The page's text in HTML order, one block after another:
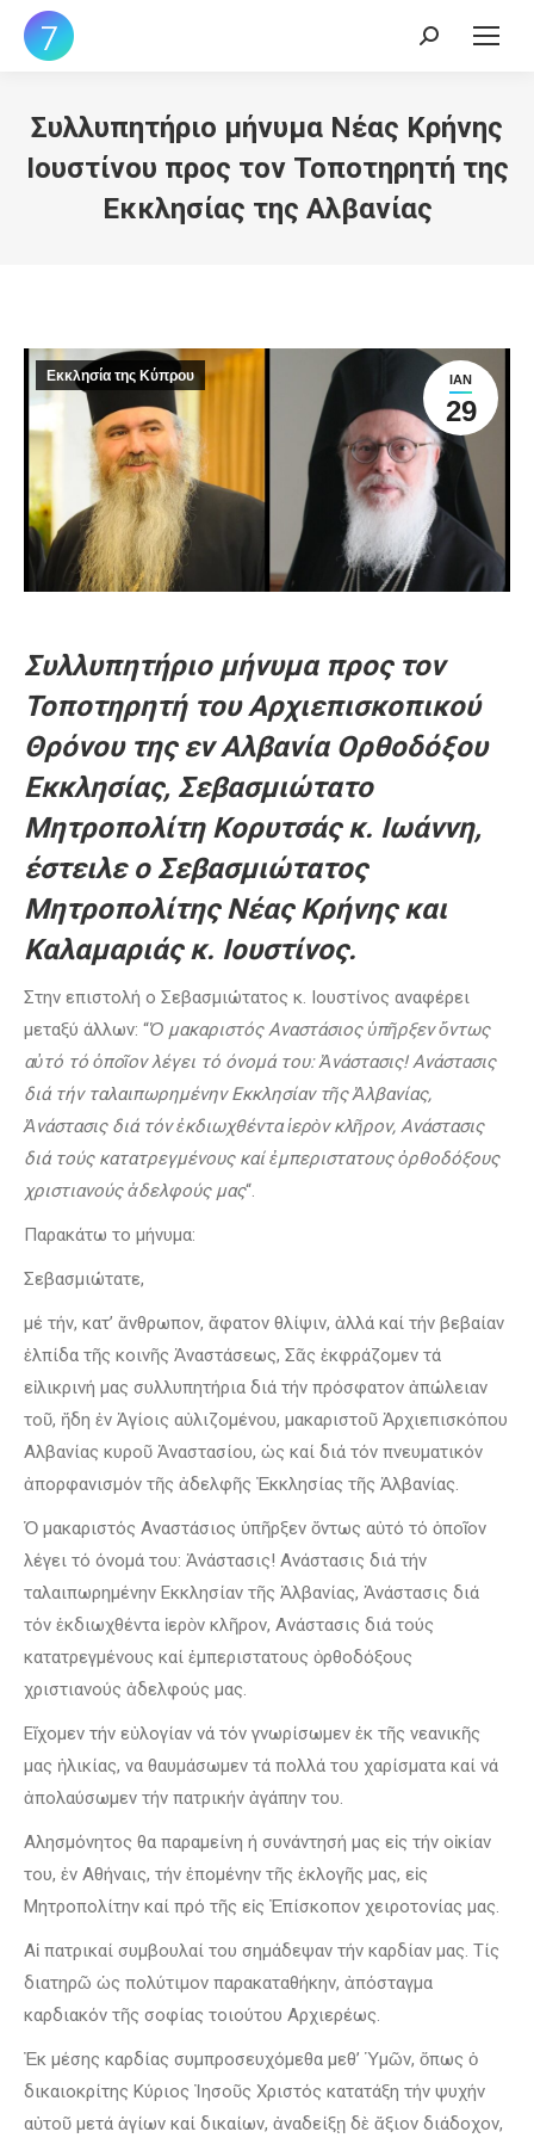
Search:
Συλλυπητήριο μήνυμα Νέας Κρήνης
Ιουστίνου προς τον Τοποτηρητή της
Εκκλησίας της Αλβανίας
ΙΑΝ
29
Εκκλησία της Κύπρου
Συλλυπητήριο μήνυμα προς τον
Τοποτηρητή του Αρχιεπισκοπικού
Θρόνου της εν Αλβανία Ορθοδόξου
Εκκλησίας, Σεβασμιώτατο
Μητροπολίτη Κορυτσάς κ. Ιωάννη,
έστειλε ο Σεβασμιώτατος
Μητροπολίτης Νέας Κρήνης και
Καλαμαριάς κ. Ιουστίνος.
Στην επιστολή ο Σεβασμιώτατος κ. Ιουστίνος αναφέρει
μεταξύ άλλων: “Ὁ μακαριστός Αναστάσιος ὑπῆρξεν ὄντως
αὐτό τό ὁποῖον λέγει τό όνομά του: Ἀνάστασις! Ανάστασις
διά τήν ταλαιπωρημένην Εκκλησίαν τῆς Ἀλβανίας,
Ἀνάστασις διά τόν ἐκδιωχθέντα ἱερὸν κλῆρον, Ανάστασις
διά τούς κατατρεγμένους καί ἐμπεριστατους ὀρθοδόξους
χριστιανούς ἀδελφούς μας“.
Παρακάτω το μήνυμα:
Σεβασμιώτατε,
μέ τήν, κατ’ ἄνθρωπον, ἄφατον θλίψιν, ἀλλά καί τήν βεβαίαν
ἐλπίδα τῆς κοινῆς Ἀναστάσεως, Σᾶς ἐκφράζομεν τά
εἰλικρινή μας συλλυπητήρια διά τήν πρόσφατον ἀπώλειαν
τοῦ, ἤδη ἐν Ἁγίοις αὐλιζομένου, μακαριστοῦ Ἀρχιεπισκόπου
Αλβανίας κυροῦ Ἀναστασίου, ὡς καί διά τόν πνευματικόν
ἀπορφανισμόν τῆς ἀδελφῆς Ἐκκλησίας τῆς Ἀλβανίας.
Ὁ μακαριστός Αναστάσιος ὑπῆρξεν ὄντως αὐτό τό ὁποῖον
λέγει τό όνομά του: Ἀνάστασις! Ανάστασις διά τήν
ταλαιπωρημένην Εκκλησίαν τῆς Ἀλβανίας, Ἀνάστασις διά
τόν ἐκδιωχθέντα ἱερὸν κλῆρον, Ανάστασις διά τούς
κατατρεγμένους καί ἐμπεριστατους ὀρθοδόξους
χριστιανούς ἀδελφούς μας.
Εἴχομεν τήν εὐλογίαν νά τόν γνωρίσωμεν ἐκ τῆς νεανικῆς
μας ἡλικίας, να θαυμάσωμεν τά πολλά του χαρίσματα καί νά
ἀπολαύσωμεν τήν πατρικήν ἀγάπην του.
Αλησμόνητος θα παραμείνη ή συνάντησή μας εἰς τήν οἰκίαν
του, ἐν Αθήναις, τήν ἑπομένην τῆς ἐκλογῆς μας, εἰς
Μητροπολίτην καί πρό τῆς εἰς Ἐπίσκοπον χειροτονίας μας.
Αἱ πατρικαί συμβουλαί του σημάδεψαν τήν καρδίαν μας. Τίς
διατηρῶ ὡς πολύτιμον παρακαταθήκην, ἀπόσταγμα
καρδιακόν τῆς σοφίας τοιούτου Αρχιερέως.
Ἐκ μέσης καρδίας συμπροσευχόμεθα μεθ’ Ὑμῶν, ὅπως ὁ
δικαιοκρίτης Κύριος Ἰησοῦς Χριστός κατατάξη τήν ψυχήν
αὐτοῦ μετά ἁγίων καί δικαίων, ἀναδείξῃ δὲ ἄξιον διάδοχον,